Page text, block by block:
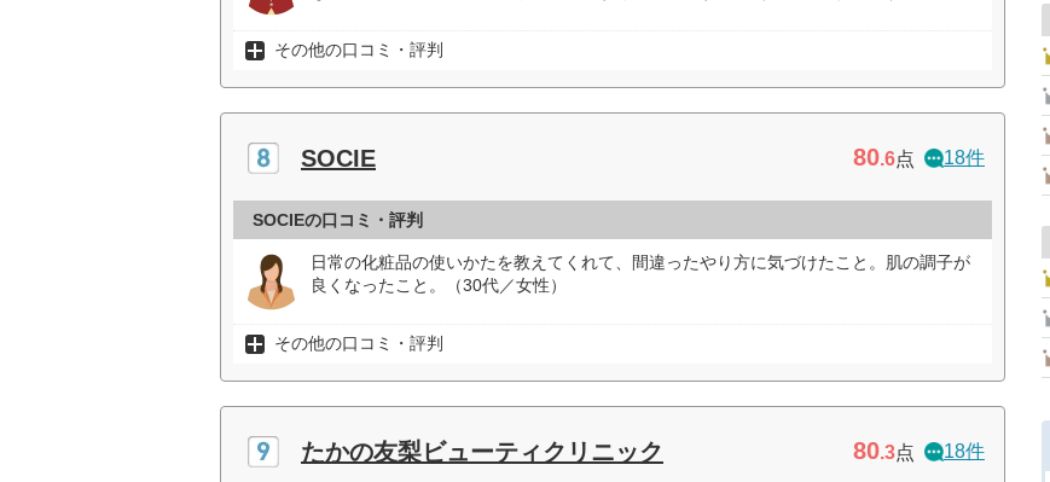
その他の口コミ・評判
SOCIE 80.6点 18件
SOCIEの口コミ・評判
日常の化粧品の使いかたを教えてくれて、間違ったやり方に気づけたこと。肌の調子が
良くなったこと。（30代／女性）
その他の口コミ・評判
たかの友梨ビューティクリニック 80.3点 18件